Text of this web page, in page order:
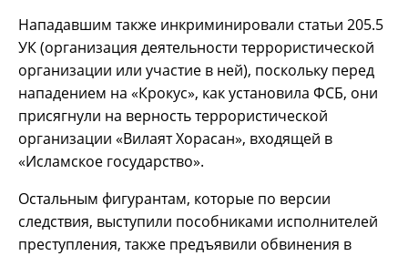
Нападавшим также инкриминировали статьи 205.5
УК (организация деятельности террористической
организации или участие в ней), поскольку перед
нападением на «Крокус», как установила ФСБ, они
присягнули на верность террористической
организации «Вилаят Хорасан», входящей в
«Исламское государство».
Остальным фигурантам, которые по версии
следствия, выступили пособниками исполнителей
преступления, также предъявили обвинения в